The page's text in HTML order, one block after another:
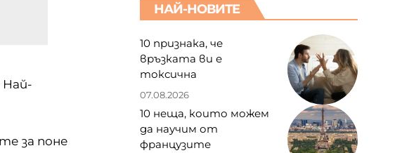
Най-
за поне
НАЙ-НОВИТЕ
10 признака, че
връзката ви е
токсична
07.08.2026
10 неща, които можем
да научим от
французите